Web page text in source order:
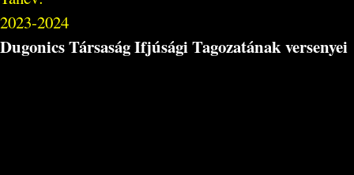
2023-2024
Dugonics Társaság Ifjúsági Tagozatának versenyei